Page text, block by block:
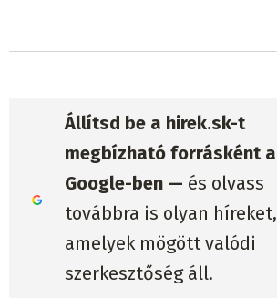
Állítsd be a hirek.sk-t
megbízható forrásként a
Google-ben — és olvass
továbbra is olyan híreket,
amelyek mögött valódi
szerkesztőség áll.